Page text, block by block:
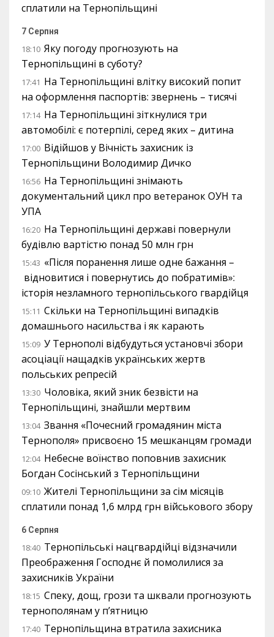
сплатили на Тернопільщині
7 Серпня
18:10 Яку погоду прогнозують на
Тернопільщині в суботу?
17:41 На Тернопільщині влітку високий попит
на оформлення паспортів: звернень – тисячі
17:14 На Тернопільщині зіткнулися три
автомобілі: є потерпілі, серед яких – дитина
17:00 Відійшов у Вічність захисник із
Тернопільщини Володимир Дичко
16:56 На Тернопільщині знімають
документальний цикл про ветеранок ОУН та
УПА
16:20 На Тернопільщині державі повернули
будівлю вартістю понад 50 млн грн
15:43 «Після поранення лише одне бажання –
відновитися і повернутись до побратимів»:
історія незламного тернопільського гвардійця
15:11 Скільки на Тернопільщині випадків
домашнього насильства і як карають
15:09 У Тернополі відбудуться установчі збори
асоціації нащадків українських жертв
польських репресій
13:30 Чоловіка, який зник безвісти на
Тернопільщині, знайшли мертвим
13:04 Звання «Почесний громадянин міста
Тернополя» присвоєно 15 мешканцям громади
12:04 Небесне воїнство поповнив захисник
Богдан Сосінський з Тернопільщини
09:10 Жителі Тернопільщини за сім місяців
сплатили понад 1,6 млрд грн військового збору
6 Серпня
18:40 Тернопільські нацгвардійці відзначили
Преображення Господнє й помолилися за
захисників України
18:15 Спеку, дощ, грози та шквали прогнозують
тернополянам у п’ятницю
17:40 Тернопільщина втратила захисника